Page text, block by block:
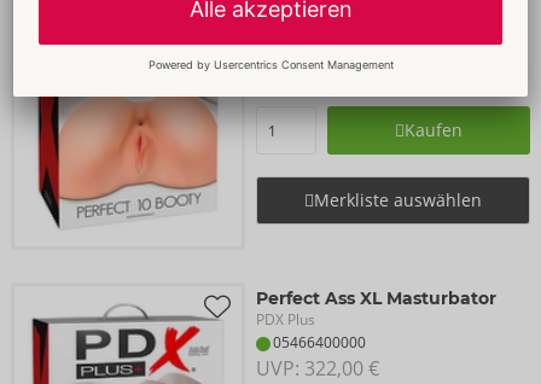
05466230000
UVP: 322,00 €
Kaufen
Merkliste auswählen
Perfect Ass XL Masturbator
PDX Plus
05466400000
UVP: 322,00 €